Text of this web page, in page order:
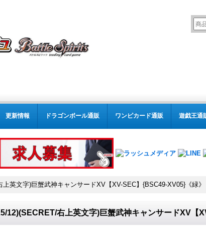
更新情報 ドラゴンボール通販 ワンピカード通販 遊戯王通
英文字)巨蟹武神キャンサードXV【XV-SEC】{BSC49-XV05}《緑》
12)(SECRET/右上英文字)巨蟹武神キャンサードXV【